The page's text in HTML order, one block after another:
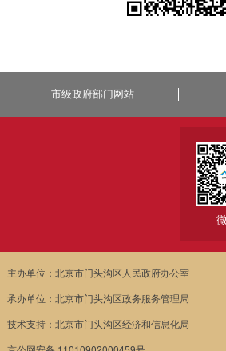
市级政府部门网站
主办单位：北京市门头沟区人民政府办公室
承办单位：北京市门头沟区政务服务管理局
技术支持：北京市门头沟区经济和信息化局